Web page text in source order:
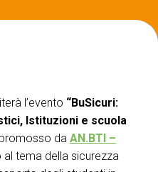
arrow_right
l’evento “BuSicuri:
Istituzioni e scuola
da AN.BTI –
al tema della sicurezza